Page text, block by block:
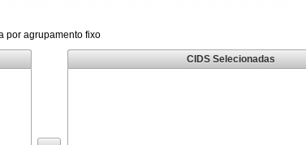
por agrupamento fixo
CIDS Selecionadas